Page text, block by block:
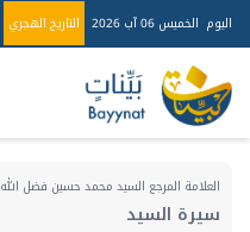
اليوم الخميس 06 آب 2026 التاريخ الهجري
العلامة المرجع السيد محمد حسين فضل الله
سيرة السيد